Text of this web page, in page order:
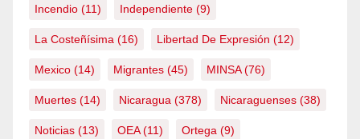
Incendio (11) Independiente (9)
La Costeñísima (16) Libertad De Expresión (12)
Mexico (14) Migrantes (45) MINSA(76)
Muertes (14) Nicaragua (378) Nicaraguenses (38)
Noticias (13) OEA(11) Ortega (9)